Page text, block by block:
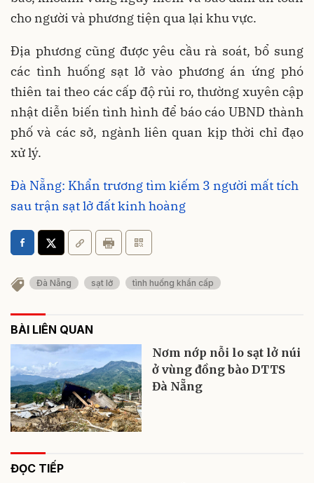
cho người và phương tiện qua lại khu vực.
Địa phương cũng được yêu cầu rà soát, bổ sung
các tình huống sạt lở vào phương án ứng phó
thiên tai theo các cấp độ rủi ro, thường xuyên cập
nhật diễn biến tình hình để báo cáo UBND thành
phố và các sở, ngành liên quan kịp thời chỉ đạo
xử lý.
Đà Nẵng: Khẩn trương tìm kiếm 3 người mất tích
sau trận sạt lở đất kinh hoàng
Đà Nẵng sạt lở tình huống khẩn cấp
BÀI LIÊN QUAN
Nơm nớp nỗi lo sạt lở núi
ở vùng đồng bào DTTS
Đà Nẵng
ĐỌC TIẾP